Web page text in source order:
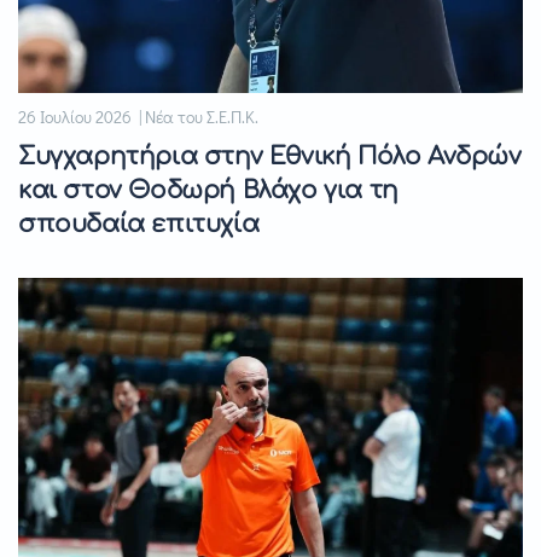
26 Ιουλίου 2026 | Νέα του Σ.Ε.Π.Κ.
Συγχαρητήρια στην Εθνική Πόλο Ανδρών
και στον Θοδωρή Βλάχο για τη
σπουδαία επιτυχία